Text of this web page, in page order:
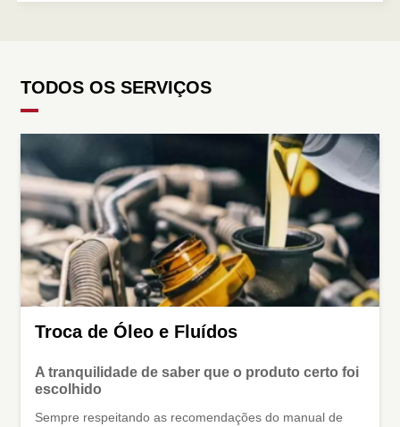
TODOS OS SERVIÇOS
Troca de Óleo e Fluídos
A tranquilidade de saber que o produto certo foi
escolhido
Sempre respeitando as recomendações do manual de